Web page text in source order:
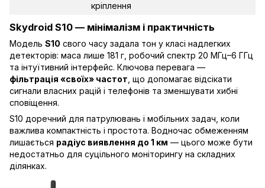
кріплення
Skydroid S10 — мінімалізм і практичність
Модель S10 свого часу задала тон у класі надлегких
детекторів: маса лише 181 г, робочий спектр 20 МГц–6 ГГц
та інтуїтивний інтерфейс. Ключова перевага —
фільтрація «своїх» частот , що допомагає відсікати
сигнали власних рацій і телефонів та зменшувати хибні
сповіщення.
S10 доречний для патрулювань і мобільних задач, коли
важлива компактність і простота. Водночас обмеженням
лишається радіус виявлення до 1 км — цього може бути
недостатньо для суцільного моніторингу на складних
ділянках.